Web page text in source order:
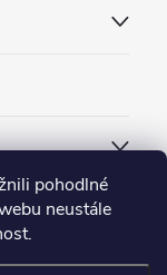
pohodlné
neustále
?